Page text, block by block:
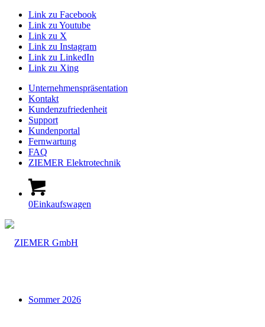
Link zu Facebook
Link zu Youtube
Link zu X
Link zu Instagram
Link zu LinkedIn
Link zu Xing
Unternehmenspräsentation
Kontakt
Kundenzufriedenheit
Support
Kundenportal
Fernwartung
FAQ
ZIEMER Elektrotechnik
0Einkaufswagen
Sommer 2026